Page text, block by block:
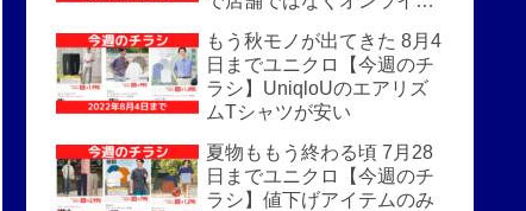
もう秋モノが出てきた 8月4
日までユニクロ【今週のチ
ラシ】UniqloUのエアリズ
ムTシャツが安い
夏物ももう終わる頃 7月28
日までユニクロ【今週のチ
ラシ】値下げアイテムのみ